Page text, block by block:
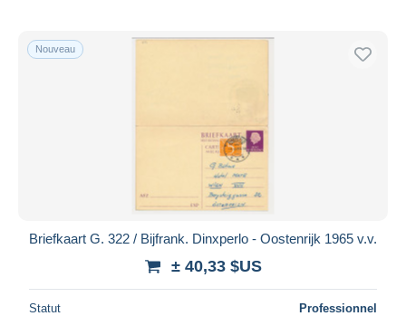
Nouveau
Briefkaart G. 322 / Bijfrank. Dinxperlo - Oostenrijk 1965 v.v.
± 40,33 $US
Statut Professionnel